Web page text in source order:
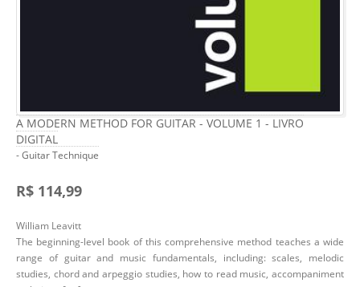
A MODERN METHOD FOR GUITAR - VOLUME 1 - LIVRO
DIGITAL
- Guitar Technique
R$ 114,99
William Leavitt
The beginning-level book of this comprehensive method teaches a wide
range of guitar and music fundamentals, including: scales, melodic
studies, chord and arpeggio studies, how to read music, accompaniment